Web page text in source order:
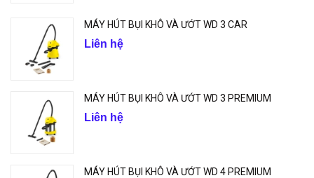
MÁY HÚT BỤI KHÔ VÀ ƯỚT WD 3 CAR
Liên hệ
MÁY HÚT BỤI KHÔ VÀ ƯỚT WD 3 PREMIUM
Liên hệ
MÁY HÚT BỤI KHÔ VÀ ƯỚT WD 4 PREMIUM